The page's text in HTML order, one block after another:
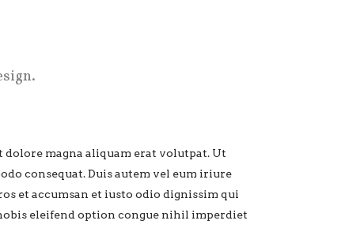
magna aliquam erat volutpat. Ut
consequat. Duis autem vel eum iriure
et accumsan et iusto odio dignissim qui
eleifend option congue nihil imperdiet